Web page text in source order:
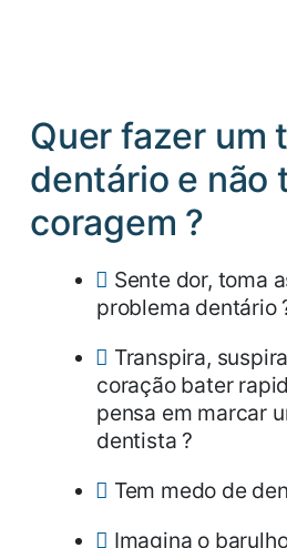
Quer fazer um
dentário e não
coragem ?
Sente dor, toma
problema dentário
Transpira,
coração bater
pensa em marcar
dentista ?
Tem medo de
Imagina o